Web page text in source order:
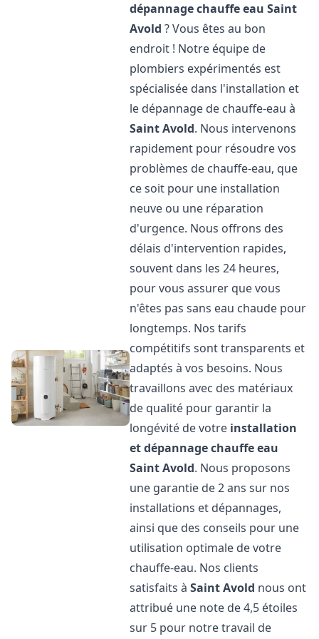
dépannage chauffe eau Saint
Avold ? Vous êtes au bon
endroit ! Notre équipe de
plombiers expérimentés est
spécialisée dans l'installation et
le dépannage de chauffe-eau à
Saint Avold. Nous intervenons
rapidement pour résoudre vos
problèmes de chauffe-eau, que
ce soit pour une installation
neuve ou une réparation
d'urgence. Nous offrons des
délais d'intervention rapides,
souvent dans les 24 heures,
pour vous assurer que vous
n'êtes pas sans eau chaude pour
longtemps. Nos tarifs
compétitifs sont transparents et
adaptés à vos besoins. Nous
travaillons avec des matériaux
de qualité pour garantir la
longévité de votre installation
et dépannage chauffe eau
Saint Avold. Nous proposons
une garantie de 2 ans sur nos
installations et dépannages,
ainsi que des conseils pour une
utilisation optimale de votre
chauffe-eau. Nos clients
satisfaits àSaint Avold nous ont
attribué une note de 4,5 étoiles
sur 5 pour notre travail de